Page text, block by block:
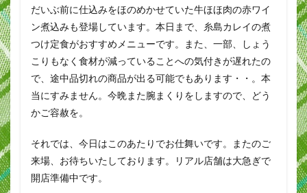
だいぶ前に仕込みをほのめかせていた牛ほほ肉の赤ワイ
ン煮込みも登場しています。本日まで、糸島カレイの煮
つけ定食がおすすめメニューです。また、一部、しょう
こりもなく食材が減っていることへの気付きが遅れたの
で、途中品切れの商品が出る可能でもあります・・。本
当にすみません。今晩また腕まくりをしますので、どう
かご容赦を。
それでは、今日はこのあたりでお仕舞いです。またのご
来場、お待ちいたしております。リアル店舗は大急ぎで
開店準備中です。